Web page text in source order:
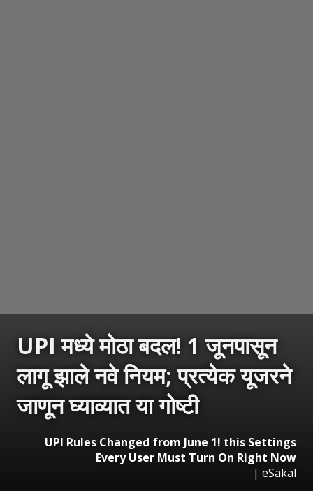
UPI मध्ये मोठा बदल! 1 जूनपासून
लागू झाले नवे नियम; प्रत्येक यूजरने
जाणून घ्याव्यात या गोष्टी
UPI Rules Changed from June 1! this Settings
Every User Must Turn On Right Now
| eSakal